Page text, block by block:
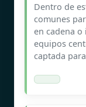
Dentro de
comunes
en cadena
equipos
captada